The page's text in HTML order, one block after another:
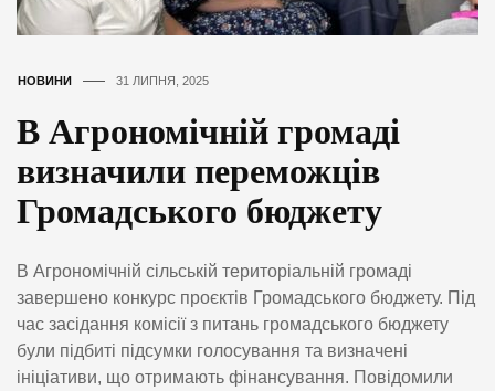
НОВИНИ 31 ЛИПНЯ, 2025
В Агрономічній громаді
визначили переможців
Громадського бюджету
В Агрономічній сільській територіальній громаді
завершено конкурс проєктів Громадського бюджету. Під
час засідання комісії з питань громадського бюджету
були підбиті підсумки голосування та визначені
ініціативи, що отримають фінансування. Повідомили